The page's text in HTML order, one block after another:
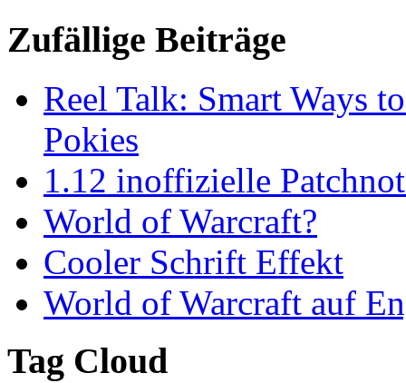
Zufällige Beiträge
Reel Talk: Smart Ways
Pokies
1.12 inoffizielle
World of Warcraft?
Cooler Schrift Effekt
World of Warcraft auf
Tag Cloud